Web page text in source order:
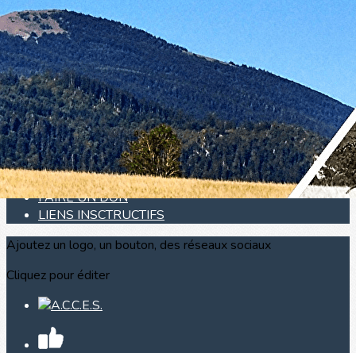
Exporter les lignes sélectionnées
Exporter toutes les colonnes
Exporter uniquement les colonnes affichées
Menu
<
>
PRESENTATION CONTACT
LE PAYS DE SAULT
FAIRE UN DON
LIENS INSCTRUCTIFS
Ajoutez un logo, un bouton, des réseaux sociaux
Cliquez pour éditer